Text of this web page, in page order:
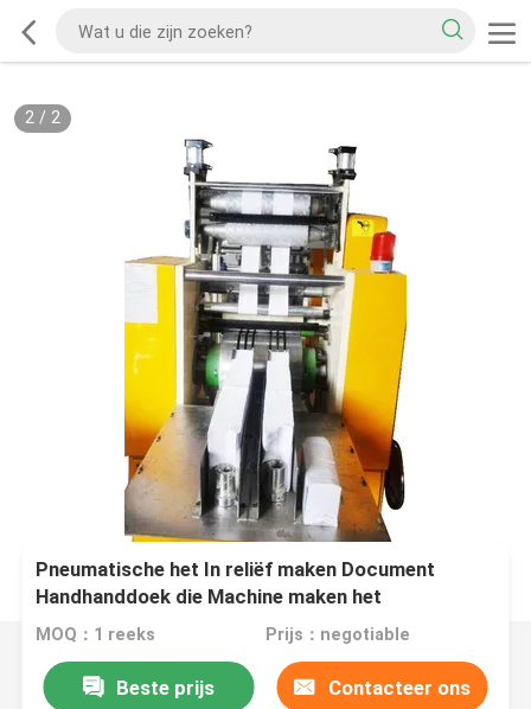
2/ 2
Pneumatische het In reliëf maken Document
Handhanddoek die Machine maken het
Vacuümzuiging Vouwen
MOQ：1 reeks Prijs：negotiable
Beste prijs Contacteer ons